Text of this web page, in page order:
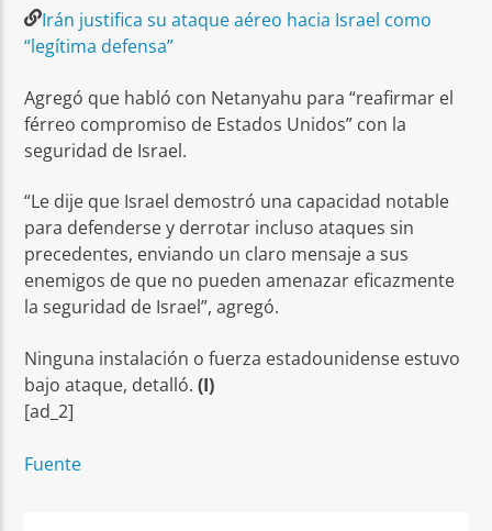
Irán justifica su ataque aéreo hacia Israel como
“legítima defensa”
Agregó que habló con Netanyahu para “reafirmar el
férreo compromiso de Estados Unidos” con la
seguridad de Israel.
“Le dije que Israel demostró una capacidad notable
para defenderse y derrotar incluso ataques sin
precedentes, enviando un claro mensaje a sus
enemigos de que no pueden amenazar eficazmente
la seguridad de Israel”, agregó.
Ninguna instalación o fuerza estadounidense estuvo
bajo ataque, detalló.(I)
[ad_2]
Fuente